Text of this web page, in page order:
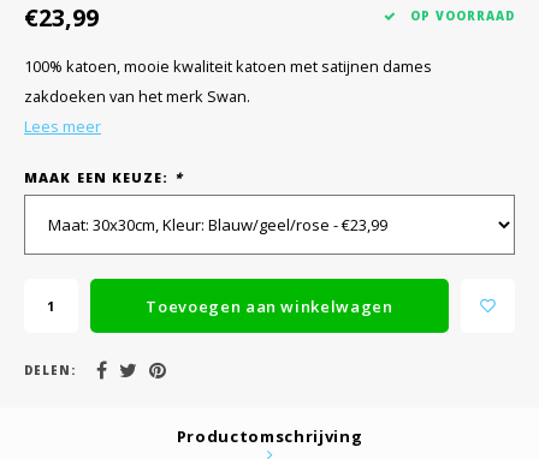
€23,99 OP VOORRAAD
100% katoen, mooie kwaliteit katoen met satijnen dames
zakdoeken van het merk Swan.
Lees meer
MAAK EEN KEUZE: *
Toevoegen aan winkelwagen
DELEN:
Productomschrijving